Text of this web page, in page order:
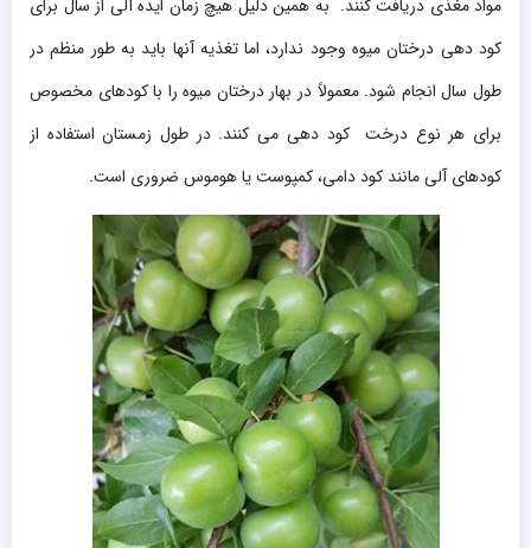
مواد مغذی دریافت کنند. به همین دلیل هیچ زمان ایده آلی از سال برای
کود دهی درختان میوه وجود ندارد، اما تغذیه آنها باید به طور منظم در
طول سال انجام شود. معمولاً در بهار درختان میوه را با کودهای مخصوص
برای هر نوع درخت کود دهی می کنند. در طول زمستان استفاده از
کودهای آلی مانند کود دامی، کمپوست یا هوموس ضروری است.